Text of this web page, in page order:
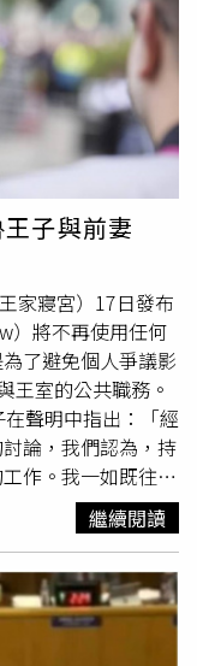
約A女與花蓮縣某
吃店與友人餐敘，
長與A女叫車，擬返
設定為與教育中心
機另有行程，無法
Uber司機依伍校長
伍校長登記住
伍校長再於翌日
院調查，伍校長
行為屬實，不僅傷
動見觀瞻，亦已嚴
法第6條規定，核
31日A女向花蓮縣
月21日、22日因
，宴飲後遭伍校長
後，組成專案調查
依性別平等工作法
月餘，更未依法函
益，核有疏失。監
象與品格之要求，
兼任學校性別平等
之責，卻未謹言慎
辦理性別案件調
子與前妻
家寢宮）17日發布
）將不再使用任何
了避免個人爭議影
王室的公共職務。
聲明中指出：「經
論，我們認為，持
作。我一如既往，
前退出公職生活的
們認為我必須再更
銜與榮譽。我再次
據悉，根據英國法
立法程序。與此同
）也將不再使用
繼續閱讀